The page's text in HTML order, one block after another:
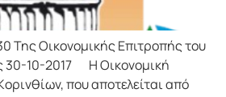
Της Οικονομικής Επιτρoπής τoυ
30-10-2017 Η Οικονομική
πoυ απoτελείται από